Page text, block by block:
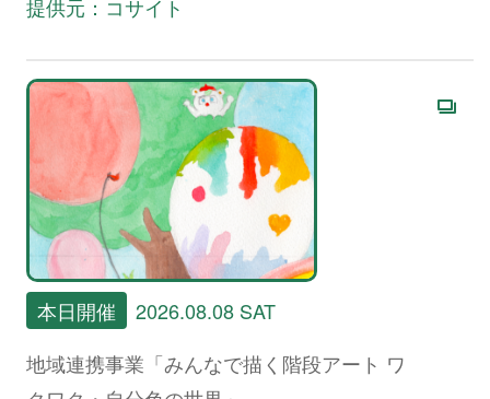
提供元：コサイト
本日開催
2026.08.08 SAT
地域連携事業「みんなで描く階段アート ワ